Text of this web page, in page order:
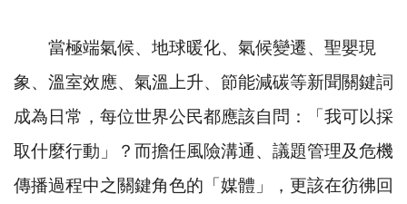
當極端氣候、地球暖化、氣候變遷、聖嬰現
象、溫室效應、氣溫上升、節能減碳等新聞關鍵詞
成為日常，每位世界公民都應該自問：「我可以採
取什麼行動」？而擔任風險溝通、議題管理及危機
傳播過程中之關鍵角色的「媒體」，更該在彷彿回